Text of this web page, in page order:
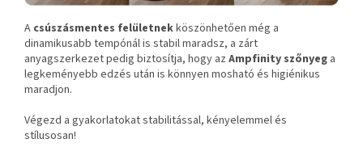
A csúszásmentes felületnekköszönhetően még a
dinamikusabb tempónál is stabil maradsz, a zárt
anyagszerkezet pedig biztosítja, hogy az Ampfinity szőnyeg a
legkeményebb edzés után is könnyen mosható és higiénikus
maradjon.
Végezd a gyakorlatokat stabilitással, kényelemmel és
stílusosan!